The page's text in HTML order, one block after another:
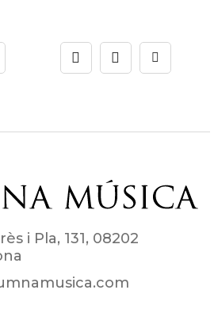
i Pla, 131, 08202